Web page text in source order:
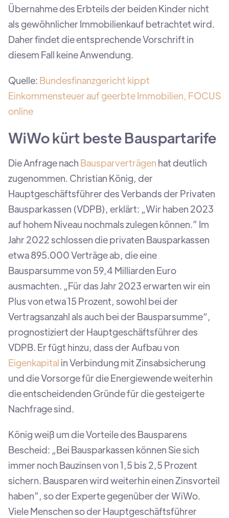
Übernahme des Erbteils der beiden Kinder nicht
als gewöhnlicher Immobilienkauf betrachtet wird.
Daher findet die entsprechende Vorschrift in
diesem Fall keine Anwendung.
Quelle: Bundesfinanzgericht kippt
Einkommensteuer auf geerbte Immobilien, FOCUS
online
WiWo kürt beste Bauspartarife
Die Anfrage nach Bausparverträgen hat deutlich
zugenommen. Christian König, der
Hauptgeschäftsführer des Verbands der Privaten
Bausparkassen (VDPB), erklärt: „Wir haben 2023
auf hohem Niveau nochmals zulegen können.” Im
Jahr 2022 schlossen die privaten Bausparkassen
etwa 895.000 Verträge ab, die eine
Bausparsumme von 59,4 Milliarden Euro
ausmachten. „Für das Jahr 2023 erwarten wir ein
Plus von etwa 15 Prozent, sowohl bei der
Vertragsanzahl als auch bei der Bausparsumme“,
prognostiziert der Hauptgeschäftsführer des
VDPB. Er fügt hinzu, dass der Aufbau von
Eigenkapital in Verbindung mit Zinsabsicherung
und die Vorsorge für die Energiewende weiterhin
die entscheidenden Gründe für die gesteigerte
Nachfrage sind.
König weiß um die Vorteile des Bausparens
Bescheid: „Bei Bausparkassen können Sie sich
immer noch Bauzinsen von 1,5 bis 2,5 Prozent
sichern. Bausparen wird weiterhin einen Zinsvorteil
haben”, so der Experte gegenüber der WiWo.
Viele Menschen so der Hauptgeschäftsführer